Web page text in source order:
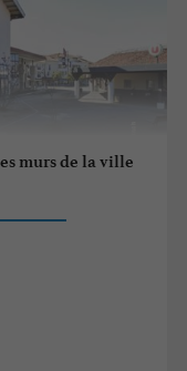
murs de la ville